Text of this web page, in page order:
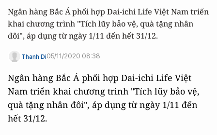
Ngân hàng Bắc Á phối hợp Dai-ichi Life Việt Nam triển
khai chương trình "Tích lũy bảo vệ, quà tặng nhân
đôi", áp dụng từ ngày 1/11 đến hết 31/12.
Thanh Di05/11/2020 08:38
Ngân hàng Bắc Á phối hợp Dai-ichi Life Việt
Nam triển khai chương trình "Tích lũy bảo vệ,
quà tặng nhân đôi", áp dụng từ ngày 1/11 đến
hết 31/12.